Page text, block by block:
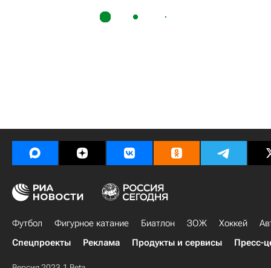
Футбол Фигурное катание Биатлон ЗОЖ Хоккей
Спецпроекты
Реклама Продукты и сервисы Пресс-